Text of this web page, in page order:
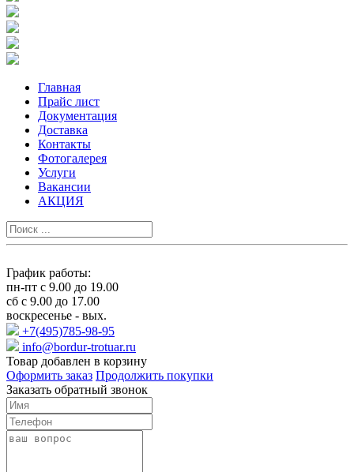
Главная
Прайс лист
Документация
Доставка
Контакты
Фотогалерея
Услуги
Вакансии
АКЦИЯ
График работы:
пн-пт с 9.00 до 19.00
сб с 9.00 до 17.00
воскресенье - вых.
+7(495)785-98-95
info@bordur-trotuar.ru
Товар добавлен в корзину
Оформить заказ Продолжить покупки
Заказать обратный звонок